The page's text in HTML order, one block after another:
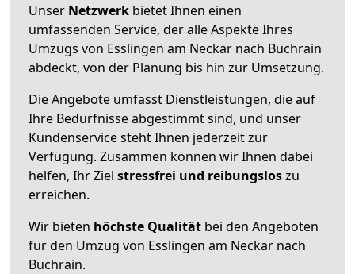
Unser Netzwerk bietet Ihnen einen
umfassenden Service, der alle Aspekte Ihres
Umzugs von Esslingen am Neckar nach Buchrain
abdeckt, von der Planung bis hin zur Umsetzung.
Die Angebote umfasst Dienstleistungen, die auf
Ihre Bedürfnisse abgestimmt sind, und unser
Kundenservice steht Ihnen jederzeit zur
Verfügung. Zusammen können wir Ihnen dabei
helfen, Ihr Ziel stressfrei und reibungsloszu
erreichen.
Wir bieten höchste Qualität bei den Angeboten
für den Umzug von Esslingen am Neckar nach
Buchrain.